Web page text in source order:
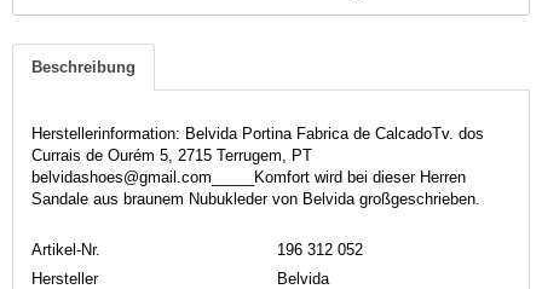
Beschreibung
Herstellerinformation: Belvida Portina Fabrica de CalcadoTv. dos
Currais de Ourém 5, 2715 Terrugem, PT
belvidashoes@gmail.com_____Komfort wird bei dieser Herren
Sandale aus braunem Nubukleder von Belvida großgeschrieben.
Artikel-Nr.
196 312 052
Hersteller
Belvida